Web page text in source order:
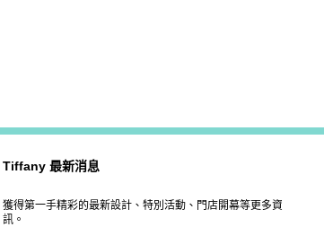
Tiffany 最新消息
獲得第一手精彩的最新設計、特別活動、門店開幕等更多資
訊。